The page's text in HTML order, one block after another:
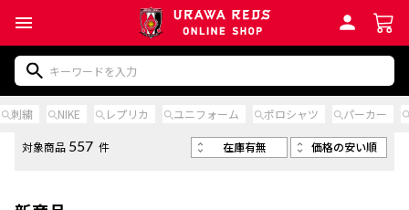
刺繍 NIKE レプリカ ユニフォーム ポロシャツ パーカー
対象商品 557 件 在庫有無 価格の安い順